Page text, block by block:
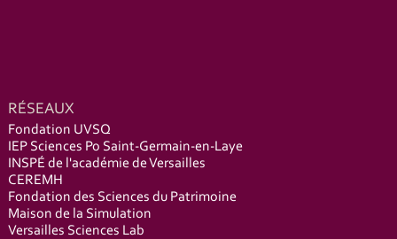
RÉSEAUX
Fondation UVSQ
IEP Sciences Po Saint-Germain-en-Laye
INSPÉ de l'académie de Versailles
CEREMH
Fondation des Sciences du Patrimoine
Maison de la Simulation
Versailles Sciences Lab